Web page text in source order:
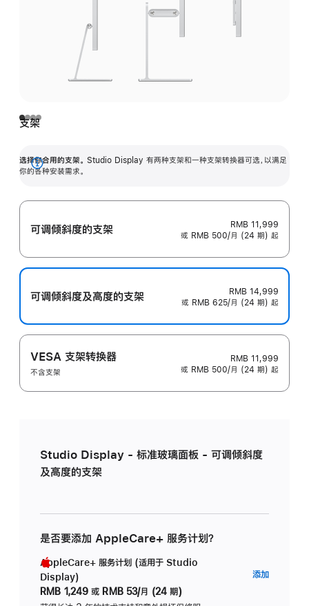
支架
选择你合用的支架。 Studio Display 有两种支架和一种支架转换器可选，以满足
你的各种安装需求。
展
可调倾斜度的支架
RMB 11,999
或 RMB 500/月 (24 期) 起
可调倾斜度及高‍度的支‍架
RMB 14,999
或 RMB 625/月 (24 期) 起
VESA 支架转换器
不含支架
RMB 11,999
或 RMB 500/月 (24 期) 起
Studio Display - 标准玻璃面板 - 可调倾斜度
及高度的支架
是否要添加 AppleCare+ 服务计划？
AppleCare+ 服务计划 (适用于 Studio
Display)
RMB 1,249 或 RMB 53/月 (24 期)
添加